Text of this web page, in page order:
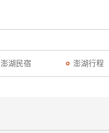
澎湖民宿 澎湖行程